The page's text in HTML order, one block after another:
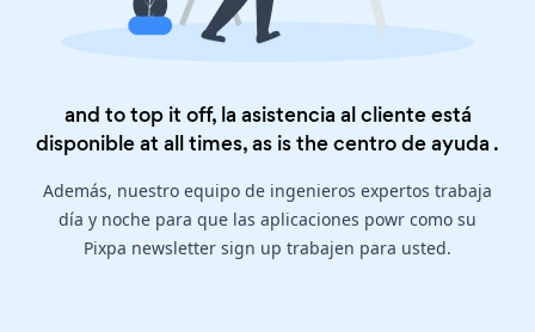
and to top it off, la asistencia al cliente está
disponible at all times, as is thecentro de ayuda .
Además, nuestro equipo de ingenieros expertos trabaja
día y noche para que las aplicaciones powr como su
Pixpa newsletter sign up trabajen para usted.